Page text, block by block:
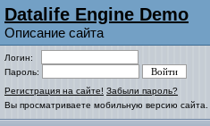
Datalife Engine Demo
Описание сайта
Логин:
Пароль:
Регистрация на сайте! Забыли пароль?
Вы просматриваете мобильную версию сайта.